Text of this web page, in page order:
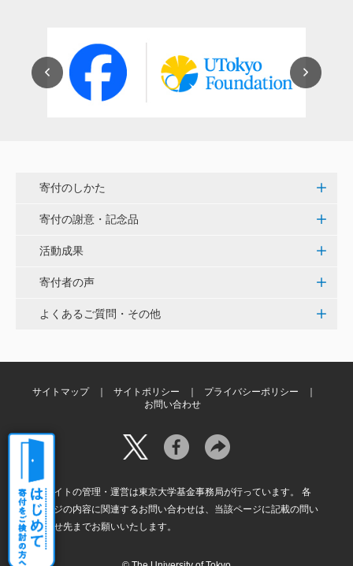
をはじめとして、身近なことでやらなければならない
ことはたくさんあると思います。お役に立てれば幸甚
です。 <障害のある学生や研究者の活躍応援基金>
紺野 邦昭
若い方々のために「イノベーションを産む奇跡の海、
ドして下さい。 <マリン・フロンティア・サイエン
く、小石川植物園の維持発展に少しでも寄与できれば
大澤 彰弘
少額ではございますが、今後の動物医療の発展にご活
用いただけると幸いです。 <東京大学動物医療センタ
ー未来基金（東大VMC基金）>
寄付のしかた
寄付の謝意・記念品
活動成果
寄付者の声
よくあるご質問・その他
サイトマップ サイトポリシー
プライバシーポリシー
お問い合わせ
本サイトの管理・運営は東京大学基金事務局が行っています。 各
ページの内容に関連するお問い合わせは、当該ページに記載の問い
合わせ先までお願いいたします。